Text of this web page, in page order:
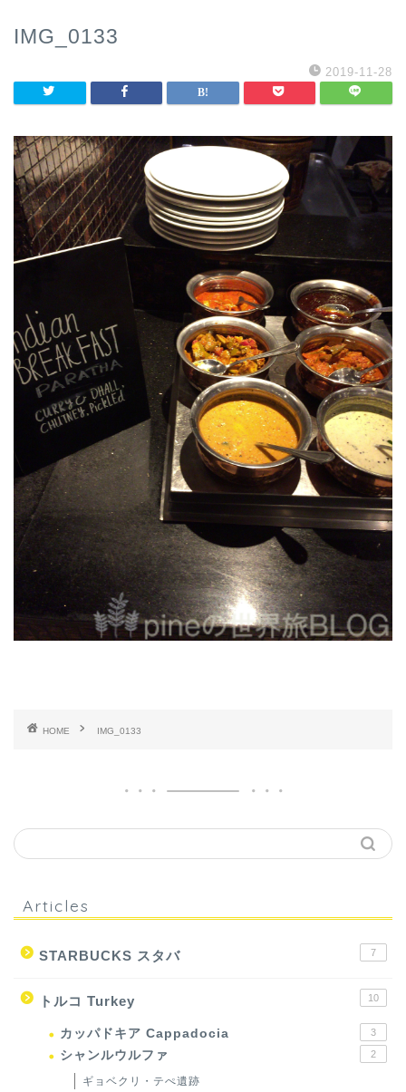
IMG_0133
2019-11-28
HOME IMG_0133
Articles
STARBUCKS スタバ 7
トルコ Turkey 10
カッパドキア Cappadocia 3
シャンルウルファ 2
ギョベクリ・テぺ遺跡